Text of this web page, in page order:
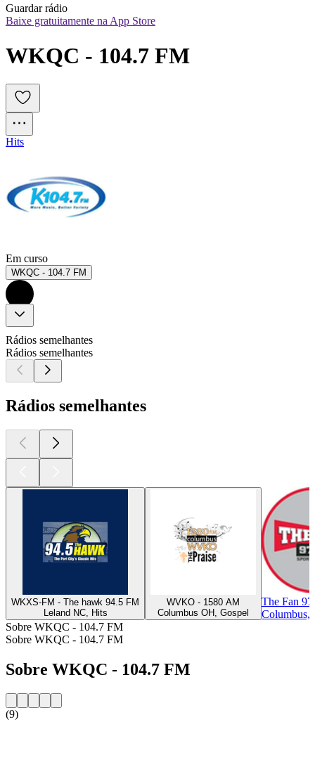
Guardar rádio
Baixe gratuitamente na App Store
WKQC - 104.7 FM
Hits
Em curso
WKQC - 104.7 FM
Rádios semelhantes
Rádios semelhantes
Rádios semelhantes
WKXS-FM - The hawk 94.5 FM
Leland NC, Hits
WVKO - 1580 AM
Columbus OH, Gospel
The Fan
Columbus,
Sobre WKQC - 104.7 FM
Sobre WKQC - 104.7 FM
Sobre WKQC - 104.7 FM
(9)